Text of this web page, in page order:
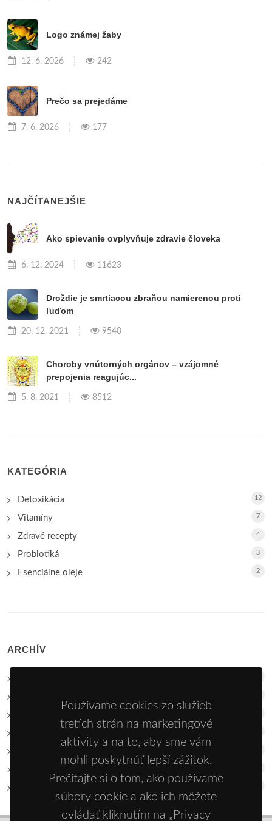
Logo známej žaby
12. 6. 2026 242
Prečo sa prejedáme
7. 6. 2026 177
NAJČÍTANEJŠIE
Ako spievanie ovplyvňuje zdravie človeka
6. 12. 2024 11623
Droždie je smrtiacou zbraňou namierenou proti
ľuďom
20. 12. 2021 9540
Choroby vnútorných orgánov – vzájomné
prepojenia reagujúc...
5. 8. 2021 8512
KATEGÓRIA
Detoxikácia 12
Vitamíny 7
Zdravé recepty 4
Probiotiká 3
Esenciálne oleje 2
ARCHÍV
Používame cookies zo služieb
tretích strán na marketingové
aktivity a na to, aby sme vám
mohli poskytnúť lepší zážitok.
Prečítajte si o tom, ako používame
súbory cookie a ako ich môžete
ovládať kliknutím na „Privacy